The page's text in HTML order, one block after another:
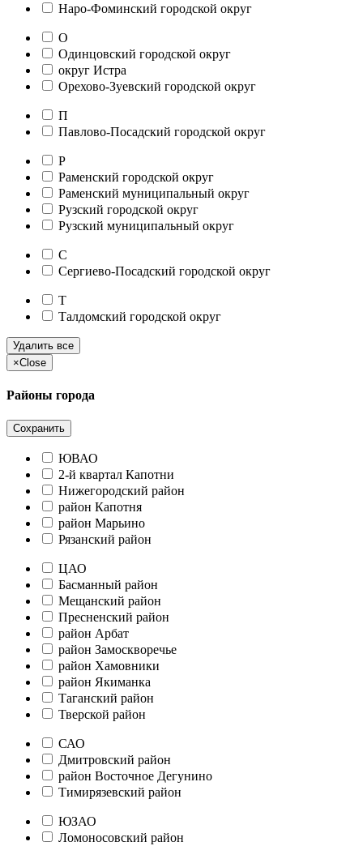
Наро-Фоминский городской округ
О
Одинцовский городской округ
округ Истра
Орехово-Зуевский городской округ
П
Павлово-Посадский городской округ
Р
Раменский городской округ
Раменский муниципальный округ
Рузский городской округ
Рузский муниципальный округ
С
Сергиево-Посадский городской округ
Т
Талдомский городской округ
Удалить все
×Close
Районы города
Сохранить
ЮВАО
2-й квартал Капотни
Нижегородский район
район Капотня
район Марьино
Рязанский район
ЦАО
Басманный район
Мещанский район
Пресненский район
район Арбат
район Замоскворечье
район Хамовники
район Якиманка
Таганский район
Тверской район
САО
Дмитровский район
район Восточное Дегунино
Тимирязевский район
ЮЗАО
Ломоносовский район